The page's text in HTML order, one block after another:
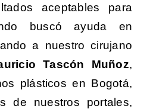
aceptables para
buscó ayuda en
a nuestro cirujano
Tascón Muñoz,
plásticos en Bogotá,
de nuestros portales,